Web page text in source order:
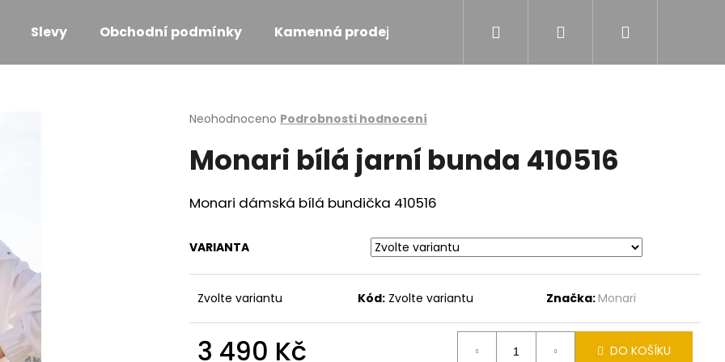
Slevy Obchodní podmínky Kamenná prodejna Přihlášení
Průměrné
produktu
je
z
5
Neohodnoceno Podrobnosti hodnocení
Monari bílá jarní bunda 410516
Monari dámská bílá bundička 410516
VARIANTA
Zvolte variantu Kód: Zvolte variantu Značka:Monari
3 490 Kč DO KOŠÍKU
HLEDAT
SVĚTLE RŮŽOVÉ TRIKO S MONARI KOŽÍŠKOVÁ VESTA